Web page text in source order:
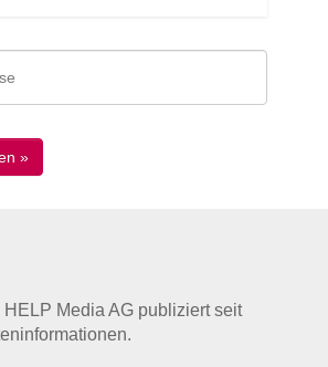
Media AG publiziert seit